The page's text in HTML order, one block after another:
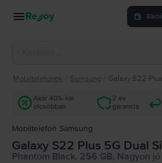
Mobiltelefonok Samsung Galaxy S22
Akár 40%-kal
olcsóbban
2 év
garancia
Mobiltelefon Samsung
Galaxy S22 Plus 5G Dual
Phantom Black, 256 GB, Nagyon jó